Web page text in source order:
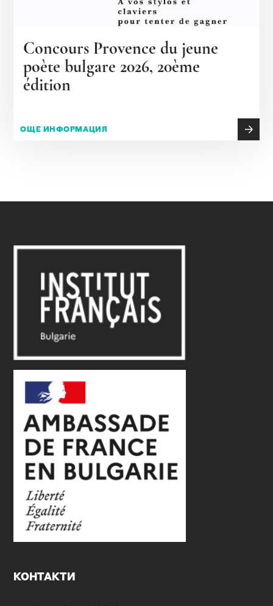
Concours Provence du jeune
poète bulgare 2026, 20ème
édition
ОЩЕ ИНФОРМАЦИЯ
КОНТАКТИ